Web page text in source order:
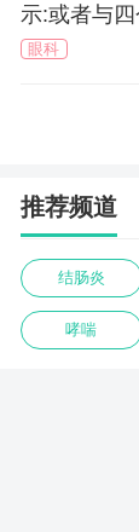
示:或者与
眼科
推荐频道
结肠炎
哮喘